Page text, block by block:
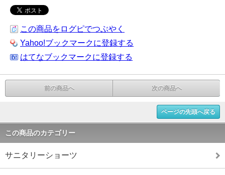
この商品をログピでつぶやく
Yahoo!ブックマークに登録する
はてなブックマークに登録する
前の商品へ 次の商品へ
ページの先頭へ戻る
この商品のカテゴリー
サニタリーショーツ